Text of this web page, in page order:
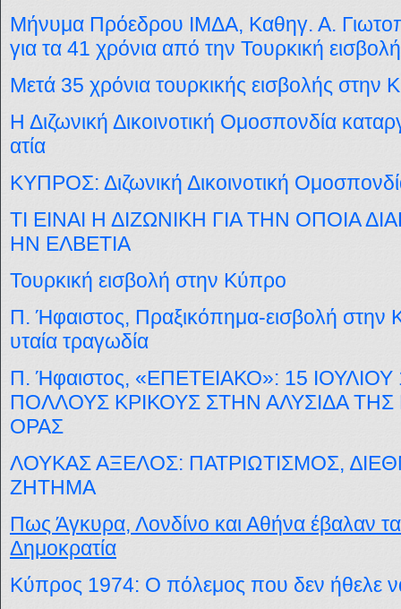
Μήνυμα Πρόεδρου ΙΜΔΑ, Καθηγ. Α.
για τα 41 χρόνια από την Τουρκική εισβολή
Μετά 35 χρόνια τουρκικής εισβολής
Η Διζωνική Δικοινοτική Ομοσπονδία
ατία
ΚΥΠΡΟΣ: Διζωνική Δικοινοτική
ΤΙ ΕΙΝΑΙ Η ΔΙΖΩΝΙΚΗ ΓΙΑ ΤΗΝ ΟΠΟΙΑ
ΗΝ ΕΛΒΕΤΙΑ
Τουρκική εισβολή στην Κύπρο
Π. Ήφαιστος, Πραξικόπημα-εισβολή στην
υταία τραγωδία
Π. Ήφαιστος, «ΕΠΕΤΕΙΑΚΟ»: 15
ΠΟΛΛΟΥΣ ΚΡΙΚΟΥΣ ΣΤΗΝ ΑΛΥΣΙΔΑ
ΟΡΑΣ
ΛΟΥΚΑΣ ΑΞΕΛΟΣ: ΠΑΤΡΙΩΤΙΣΜΟΣ,
ΖΗΤΗΜΑ
Πως Άγκυρα, Λονδίνο και Αθήνα έβαλαν
Δημοκρατία
Κύπρος 1974: Ο πόλεμος που δεν ήθελε